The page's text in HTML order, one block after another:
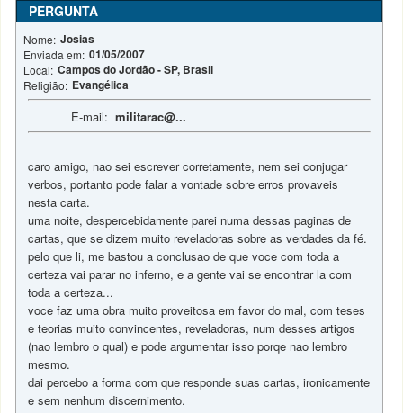
PERGUNTA
Nome: Josias
Enviada em: 01/05/2007
Local: Campos do Jordão - SP, Brasil
Religião: Evangélica
E-mail:militarac@...
caro amigo, nao sei escrever corretamente, nem sei conjugar
verbos, portanto pode falar a vontade sobre erros provaveis
nesta carta.
uma noite, despercebidamente parei numa dessas paginas de
cartas, que se dizem muito reveladoras sobre as verdades da fé.
pelo que li, me bastou a conclusao de que voce com toda a
certeza vai parar no inferno, e a gente vai se encontrar la com
toda a certeza...
voce faz uma obra muito proveitosa em favor do mal, com teses
e teorias muito convincentes, reveladoras, num desses artigos
(nao lembro o qual) e pode argumentar isso porqe nao lembro
mesmo.
dai percebo a forma com que responde suas cartas, ironicamente
e sem nenhum discernimento.